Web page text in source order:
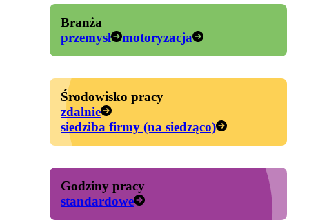
Branża
przemysł
motoryzacja
Środowisko pracy
zdalnie
siedziba firmy (na siedząco)
Godziny pracy
standardowe